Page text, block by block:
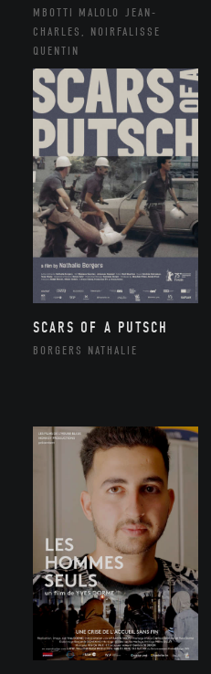
MBOTTI MALOLO JEAN-
CHARLES, NOIRFALISSE
QUENTIN
SCARS OF A PUTSCH
BORGERS NATHALIE